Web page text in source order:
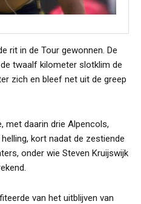
rit in de Tour gewonnen. De
twaalf kilometer slotklim de
zich en bleef net uit de greep
met daarin drie Alpencols,
kort nadat de zestiende
onder wie Steven Kruijswijk
van het uitblijven van